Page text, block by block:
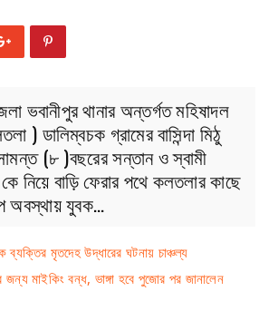
ভবানীপুর থানার অন্তর্গত মহিষাদল
) ডালিম্বচক গ্রামের বাসিন্দা মিঠু
(৮ )বছরের সন্তান ও স্বামী
নিয়ে বাড়ি ফেরার পথে কলতলার কাছে
অবস্থায় যুবক…
ব্যক্তির মৃতদেহ উদ্ধারের ঘটনায় চাঞ্চল্য
জন্য মাইকিং বন্ধ, ভাঙ্গা হবে পুজোর পর জানালেন